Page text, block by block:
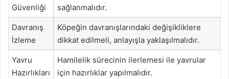
Güvenliği
sağlanmalıdır.
Davranış
İzleme
Köpeğin davranışlarındaki değişikliklere
dikkat edilmeli, anlayışla yaklaşılmalıdır.
Yavru
Hazırlıkları
Hamilelik sürecinin ilerlemesi ile yavrular
için hazırlıklar yapılmalıdır.